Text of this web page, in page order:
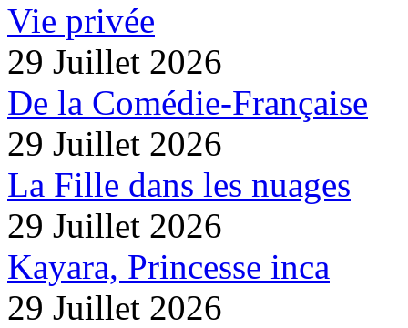
Vie privée
29 Juillet 2026
De la Comédie-Française
29 Juillet 2026
La Fille dans les nuages
29 Juillet 2026
Kayara, Princesse inca
29 Juillet 2026